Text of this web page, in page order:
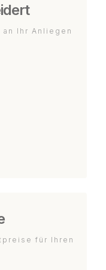
Ihr Anliegen
für Ihren